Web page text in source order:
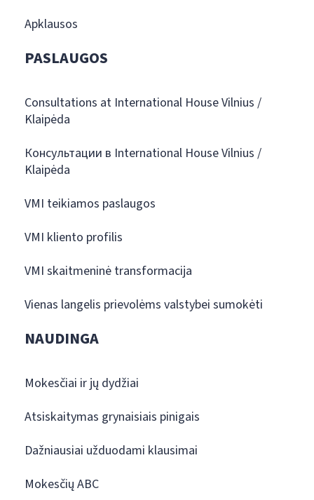
Apklausos
PASLAUGOS
Consultations at International House Vilnius /
Klaipėda
Консультации в International House Vilnius /
Klaipėda
VMI teikiamos paslaugos
VMI kliento profilis
VMI skaitmeninė transformacija
Vienas langelis prievolėms valstybei sumokėti
NAUDINGA
Mokesčiai ir jų dydžiai
Atsiskaitymas grynaisiais pinigais
Dažniausiai užduodami klausimai
Mokesčių ABC